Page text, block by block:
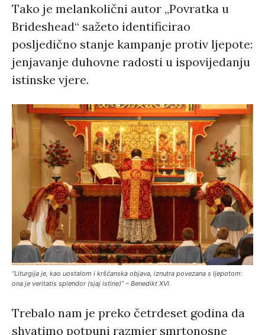
Tako je melankolični autor „Povratka u
Brideshead“ sažeto identificirao
posljedično stanje kampanje protiv ljepote:
jenjavanje duhovne radosti u ispovijedanju
istinske vjere.
“Liturgija je, kao uostalom i kršćanska objava, iznutra povezana s ljepotom:
ona je veritatis splendor (sjaj istine)” – Benedikt XVI.
Trebalo nam je preko četrdeset godina da
shvatimo potpuni razmjer smrtonosne